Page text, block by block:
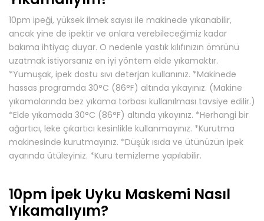
10pm ipeği, yüksek ilmek sayısı ile makinede yıkanabilir,
ancak yine de ipektir ve onlara verebileceğimiz kadar
bakıma ihtiyaç duyar. O nedenle yastık kılıfınızın ömrünü
uzatmak istiyorsanız en iyi yöntem elde yıkamaktır.
*Yumuşak, ipek dostu sıvı deterjan kullanınız. *Makinede
hassas programda 30°C (86°F) altında yıkayınız. (Makine
yıkamalarında bez yıkama torbası kullanılması tavsiye edilir.)
*Elde yıkamada 30°C (86°F) altında yıkayınız. *Herhangi bir
ağartıcı, leke çıkartıcı kesinlikle kullanmayınız. *Kurutma
makinesinde kurutmayınız. *Düşük ısıda ve ütünüzün ipek
ayarında ütüleyiniz. *Kuru temizleme yapılabilir.
10pm İpek Uyku Maskemi Nasıl
Yıkamalıyım?